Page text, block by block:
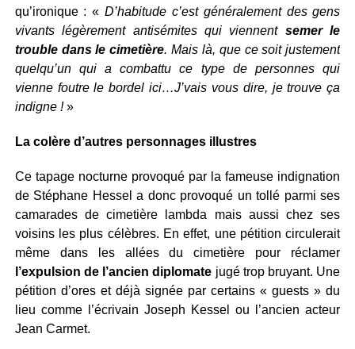
qu’ironique : «D’habitude c’est généralement des gens
vivants légèrement antisémites qui viennent semer le
trouble dans le cimetière. Mais là, que ce soit justement
quelqu’un qui a combattu ce type de personnes qui
vienne foutre le bordel ici…J’vais vous dire, je trouve ça
indigne !»
La colère d’autres personnages illustres
Ce tapage nocturne provoqué par la fameuse indignation
de Stéphane Hessel a donc provoqué un tollé parmi ses
camarades de cimetière lambda mais aussi chez ses
voisins les plus célèbres. En effet, une pétition circulerait
même dans les allées du cimetière pour réclamer
l’expulsion de l’ancien diplomate jugé trop bruyant. Une
pétition d’ores et déjà signée par certains « guests » du
lieu comme l’écrivain Joseph Kessel ou l’ancien acteur
Jean Carmet.